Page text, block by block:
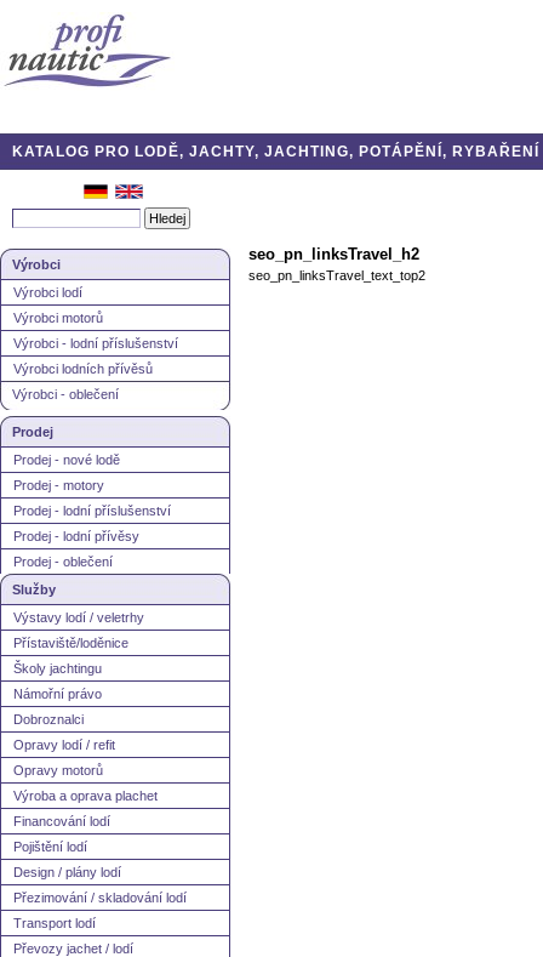
KATALOG PRO LODĚ, JACHTY, JACHTING, POTÁPĚNÍ,
Výrobci
Výrobci lodí
Výrobci motorů
Výrobci - lodní příslušenství
Výrobci lodních přívěsů
Výrobci - oblečení
Prodej
Prodej - nové lodě
Prodej - motory
Prodej - lodní příslušenství
Prodej - lodní přívěsy
Prodej - oblečení
Služby
Výstavy lodí / veletrhy
Přístaviště/loděnice
Školy jachtingu
Námořní právo
Dobroznalci
Opravy lodí / refit
Opravy motorů
Výroba a oprava plachet
Financování lodí
Pojištění lodí
Design / plány lodí
Přezimování / skladování lodí
Transport lodí
Převozy jachet / lodí
seo_pn_linksTravel_h2
seo_pn_linksTravel_text_top2